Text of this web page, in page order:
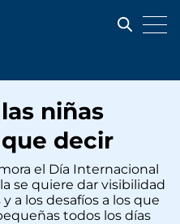
niñas
decir
el Día Internacional
se quiere dar visibilidad
a los desafíos a los que
todos los días